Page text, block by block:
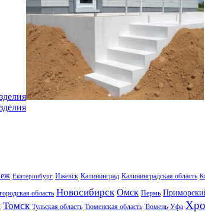
Екатеринбург Ижевск Калининград Калининградская область
область Новосибирск Омск Пермь
Томск Тульская область Тюменская область Тюмень Уфа